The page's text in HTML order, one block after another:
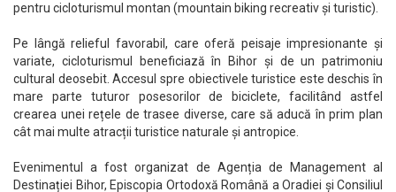
pentru cicloturismul montan (mountain biking recreativ și turistic).
Pe lângă relieful favorabil, care oferă peisaje impresionante și
variate, cicloturismul beneficiază în Bihor și de un patrimoniu
cultural deosebit. Accesul spre obiectivele turistice este deschis în
mare parte tuturor posesorilor de biciclete, facilitând astfel
crearea unei rețele de trasee diverse, care să aducă în prim plan
cât mai multe atracții turistice naturale și antropice.
Evenimentul a fost organizat de Agenția de Management al
Destinației Bihor, Episcopia Ortodoxă Română a Oradiei și Consiliul